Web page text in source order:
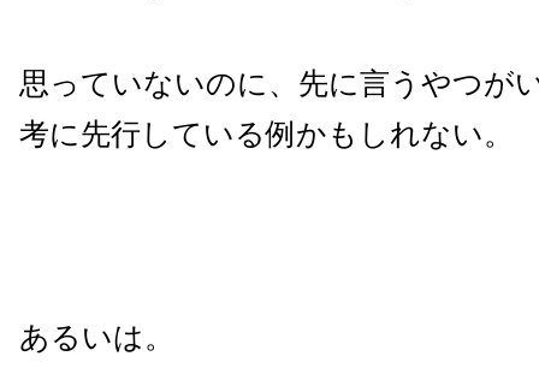
思っていないのに、先に言うやつが
考に先行している例かもしれない。
あるいは。